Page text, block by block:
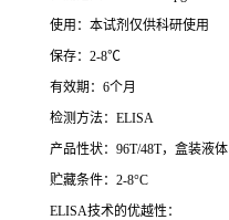
使用：本试剂仅供科研使用
保存： 2-8℃
有效期： 6个月
检测方法： ELISA
产品性状： 96T/48T，盒装液体
贮藏条件： 2-8°C
ELISA技术的优越性：